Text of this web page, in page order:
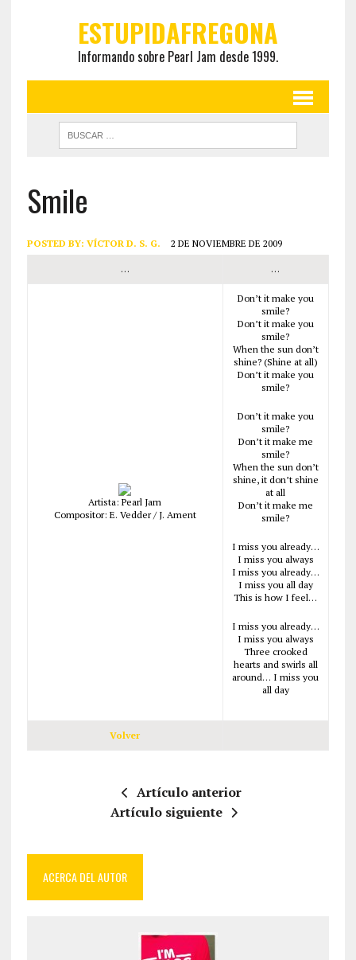
ESTUPIDAFREGONA
Informando sobre Pearl Jam desde 1999.
Smile
POSTED BY: VÍCTOR D. S. G. 2 DE NOVIEMBRE DE 2009
… …
Artista: Pearl Jam
Compositor: E. Vedder / J. Ament
Don’t it make you
smile?
Don’t it make you
smile?
When the sun don’t
shine? (Shine at all)
Don’t it make you
smile?
Don’t it make you
smile?
Don’t it make me
smile?
When the sun don’t
shine, it don’t shine
at all
Don’t it make me
smile?
I miss you already…
I miss you always
I miss you already…
I miss you all day
This is how I feel…
I miss you already…
I miss you always
Three crooked
hearts and swirls all
around… I miss you
all day
Volver
Artículo anterior
Artículo siguiente
ACERCA DEL AUTOR